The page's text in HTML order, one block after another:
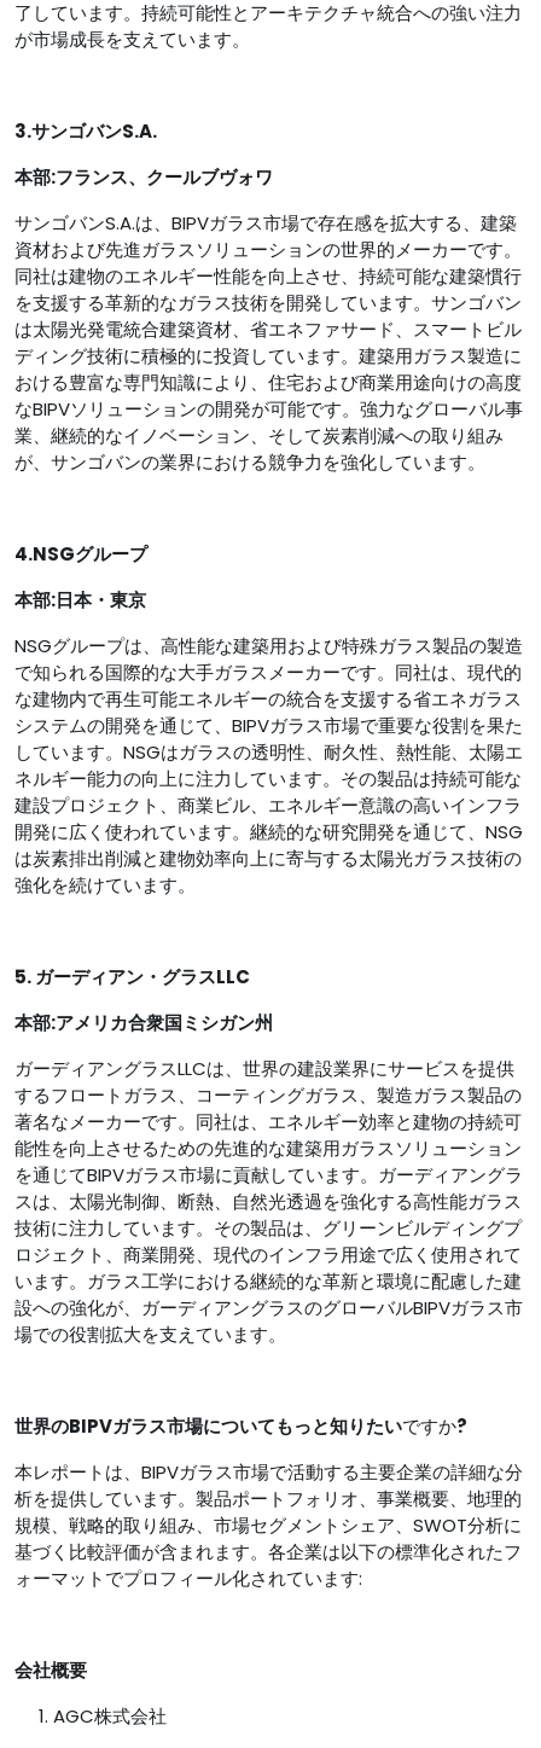
了しています。持続可能性とアーキテクチャ統合への強い注力
が市場成長を支えています。
3.サンゴバンS.A.
本部:フランス、クールブヴォワ
サンゴバンS.A.は、BIPVガラス市場で存在感を拡大する、建築
資材および先進ガラスソリューションの世界的メーカーです。
同社は建物のエネルギー性能を向上させ、持続可能な建築慣行
を支援する革新的なガラス技術を開発しています。サンゴバン
は太陽光発電統合建築資材、省エネファサード、スマートビル
ディング技術に積極的に投資しています。建築用ガラス製造に
おける豊富な専門知識により、住宅および商業用途向けの高度
なBIPVソリューションの開発が可能です。強力なグローバル事
業、継続的なイノベーション、そして炭素削減への取り組み
が、サンゴバンの業界における競争力を強化しています。
4.NSGグループ
本部:日本・東京
NSGグループは、高性能な建築用および特殊ガラス製品の製造
で知られる国際的な大手ガラスメーカーです。同社は、現代的
な建物内で再生可能エネルギーの統合を支援する省エネガラス
システムの開発を通じて、BIPVガラス市場で重要な役割を果た
しています。NSGはガラスの透明性、耐久性、熱性能、太陽エ
ネルギー能力の向上に注力しています。その製品は持続可能な
建設プロジェクト、商業ビル、エネルギー意識の高いインフラ
開発に広く使われています。継続的な研究開発を通じて、NSG
は炭素排出削減と建物効率向上に寄与する太陽光ガラス技術の
強化を続けています。
5. ガーディアン・グラスLLC
本部:アメリカ合衆国ミシガン州
ガーディアングラスLLCは、世界の建設業界にサービスを提供
するフロートガラス、コーティングガラス、製造ガラス製品の
著名なメーカーです。同社は、エネルギー効率と建物の持続可
能性を向上させるための先進的な建築用ガラスソリューション
を通じてBIPVガラス市場に貢献しています。ガーディアングラ
スは、太陽光制御、断熱、自然光透過を強化する高性能ガラス
技術に注力しています。その製品は、グリーンビルディングプ
ロジェクト、商業開発、現代のインフラ用途で広く使用されて
います。ガラス工学における継続的な革新と環境に配慮した建
設への強化が、ガーディアングラスのグローバルBIPVガラス市
場での役割拡大を支えています。
世界のBIPVガラス市場についてもっと知りたいですか?
本レポートは、BIPVガラス市場で活動する主要企業の詳細な分
析を提供しています。製品ポートフォリオ、事業概要、地理的
規模、戦略的取り組み、市場セグメントシェア、SWOT分析に
基づく比較評価が含まれます。各企業は以下の標準化されたフ
ォーマットでプロフィール化されています:
会社概要
AGC株式会社